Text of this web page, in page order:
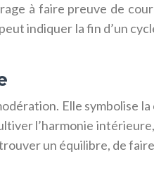
à faire preuve de
indiquer la fin d’un
Elle
l’harmonie
un équilibre, de